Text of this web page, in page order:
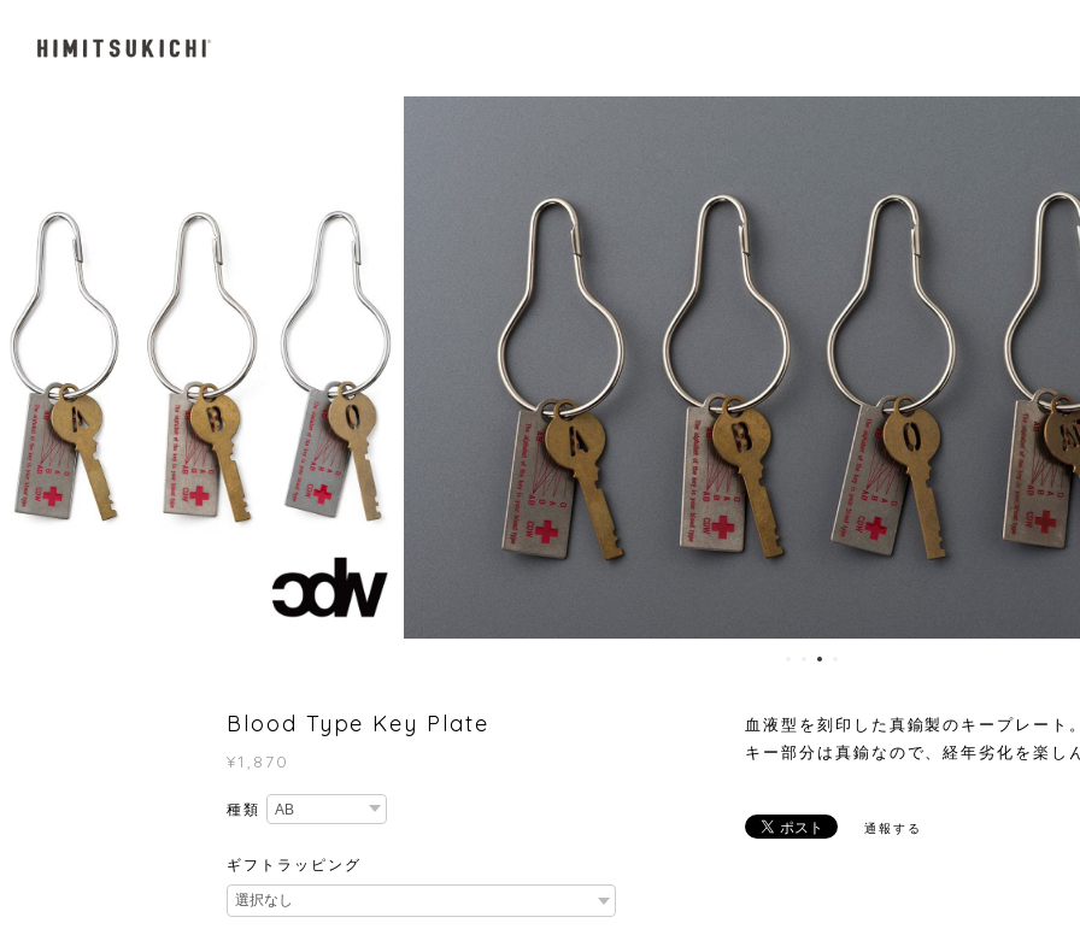
Blood Type Key Plate
¥1,870
種類
ギフトラッピング
血液型を刻印した真鍮製のキープレート
キー部分は真鍮なので、経年劣化を楽し
通報する